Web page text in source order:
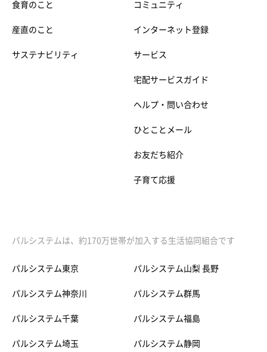
食育のこと
産直のこと
サステナビリティ
コミュニティ
インターネット登録
サービス
宅配サービスガイド
ヘルプ・問い合わせ
ひとことメール
お友だち紹介
子育て応援
パルシステムは、約170万世帯が加入する生活協同組合です
パルシステム東京
パルシステム神奈川
パルシステム千葉
パルシステム埼玉
パルシステム山梨 長野
パルシステム群馬
パルシステム福島
パルシステム静岡